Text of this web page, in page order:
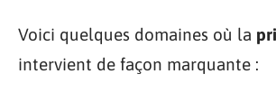
Voici quelques domaines où la
intervient de façon marquante :